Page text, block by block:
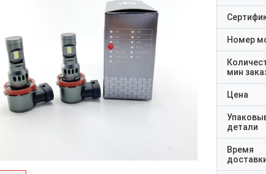
Номер
мин
Цена
детали
Время